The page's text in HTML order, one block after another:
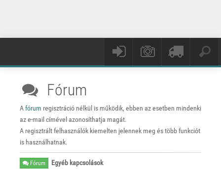
Fórum
Afórum regisztráció nélkül is működik, ebben az esetben mindenki
az e-mail címével azonosíthatja magát.
A regisztrált felhasználók kiemelten jelennek meg és több funkciót
is használhatnak.
Fórum Egyéb kapcsolások